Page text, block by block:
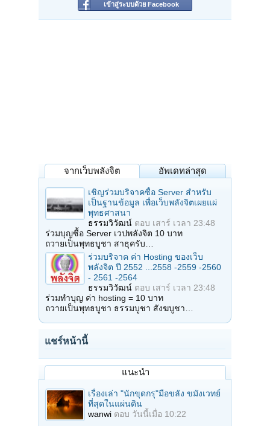
เข้าสู่ระบบด้วย Facebook
จากเว็บพลังจิต อัพเดทล่าสุด
เชิญร่วมบริจาคซื้อ Server สำหรับ
เป็นฐานข้อมูล เพื่อเว็บพลังจิตเผยแผ่
พุทธศาสนา
ธรรมวิวัฒน์ ตอบ เสาร์ เวลา 23:48
ร่วมบุญซื้อ Server เวปพลังจิต 10 บาท
ถวายเป็นพุทธบูชา สาธุครับ…
ร่วมบริจาค ค่า Hosting ของเว็บ
พลังจิต ปี 2552 ...2558 -2559 -2560
- 2561 -2564
ธรรมวิวัฒน์ ตอบ เสาร์ เวลา 23:48
ร่วมทำบุญ ค่า hosting = 10 บาท
ถวายเป็นพุทธบูชา ธรรมบูชา สังฆบูชา…
แชร์หน้านี้
แนะนำ
เรื่องเล่า "นักขุดกรุ"มือขลัง ขมังเวทย์
ที่สุดในแผ่นดิน
wanwi ตอบ วันนี้เมื่อ 10:22